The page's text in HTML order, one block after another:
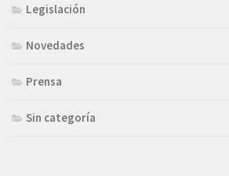
Legislación
Novedades
Prensa
Sin categoría